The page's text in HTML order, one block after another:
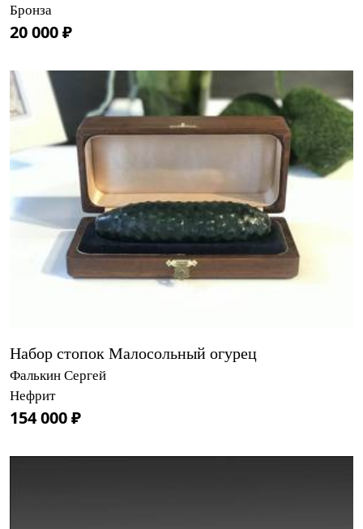
Бронза
20 000 ₽
Набор стопок Малосольный огурец
Фалькин Сергей
Нефрит
154 000 ₽